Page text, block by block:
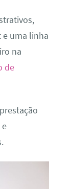
e uma linha
na
de